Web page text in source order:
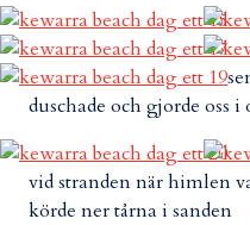
duschade och gjorde oss
vid stranden när himlen
körde ner tårna i sanden